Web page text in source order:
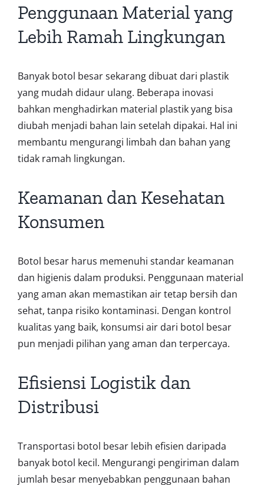
Penggunaan Material yang
Lebih Ramah Lingkungan
Banyak botol besar sekarang dibuat dari plastik
yang mudah didaur ulang. Beberapa inovasi
bahkan menghadirkan material plastik yang bisa
diubah menjadi bahan lain setelah dipakai. Hal ini
membantu mengurangi limbah dan bahan yang
tidak ramah lingkungan.
Keamanan dan Kesehatan
Konsumen
Botol besar harus memenuhi standar keamanan
dan higienis dalam produksi. Penggunaan material
yang aman akan memastikan air tetap bersih dan
sehat, tanpa risiko kontaminasi. Dengan kontrol
kualitas yang baik, konsumsi air dari botol besar
pun menjadi pilihan yang aman dan terpercaya.
Efisiensi Logistik dan
Distribusi
Transportasi botol besar lebih efisien daripada
banyak botol kecil. Mengurangi pengiriman dalam
jumlah besar menyebabkan penggunaan bahan